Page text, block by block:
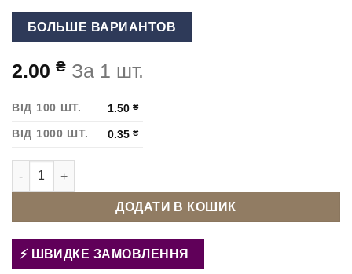
БОЛЬШЕ ВАРИАНТОВ
2.00 ₴ За 1 шт.
ВІД 100 ШТ. 1.50₴
ВІД 1000 ШТ. 0.35₴
Півкільце для сумки 10х6х1.5 мм Нікель кількість
ДОДАТИ В КОШИК
ШВИДКЕ ЗАМОВЛЕННЯ